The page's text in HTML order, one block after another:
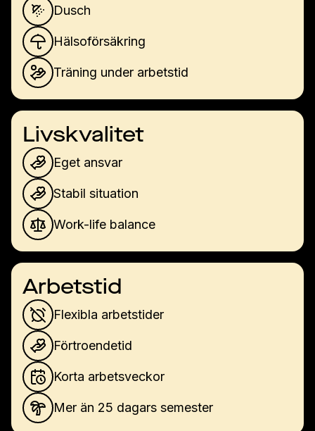
Dusch
Hälsoförsäkring
Träning under arbetstid
Livskvalitet
Eget ansvar
Stabil situation
Work-life balance
Arbetstid
Flexibla arbetstider
Förtroendetid
Korta arbetsveckor
Mer än 25 dagars semester